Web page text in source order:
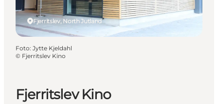
Fjerritslev Kino
Fjerritslev, North Jutland
Foto: Jytte Kjeldahl
© Fjerritslev Kino